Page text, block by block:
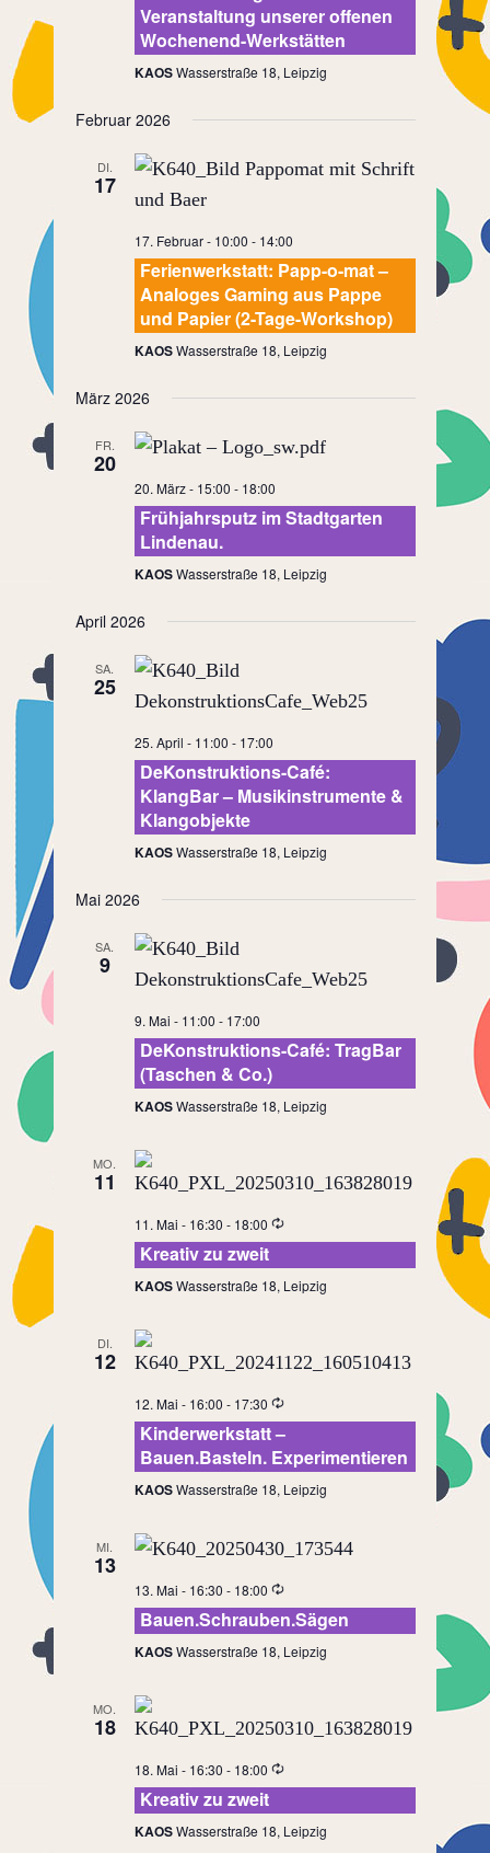
Veranstaltung unserer offenen
Wochenend-Werkstätten
KAOSWasserstraße 18, Leipzig
Februar 2026
DI.
17
17. Februar - 10:00 - 14:00
Ferienwerkstatt: Papp-o-mat –
Analoges Gaming aus Pappe
und Papier (2-Tage-Workshop)
KAOSWasserstraße 18, Leipzig
März 2026
FR.
20
20. März - 15:00 - 18:00
Frühjahrsputz im Stadtgarten
Lindenau.
KAOSWasserstraße 18, Leipzig
April 2026
SA.
25
25. April - 11:00 - 17:00
DeKonstruktions-Café:
KlangBar – Musikinstrumente &
Klangobjekte
KAOSWasserstraße 18, Leipzig
Mai 2026
SA.
9
9. Mai - 11:00 - 17:00
DeKonstruktions-Café: TragBar
(Taschen & Co.)
KAOSWasserstraße 18, Leipzig
MO.
11
11. Mai - 16:30 - 18:00
Kreativ zu zweit
KAOSWasserstraße 18, Leipzig
DI.
12
12. Mai - 16:00 - 17:30
Kinderwerkstatt –
Bauen.Basteln. Experimentieren
KAOSWasserstraße 18, Leipzig
MI.
13
13. Mai - 16:30 - 18:00
Bauen.Schrauben.Sägen
KAOSWasserstraße 18, Leipzig
MO.
18
18. Mai - 16:30 - 18:00
Kreativ zu zweit
KAOSWasserstraße 18, Leipzig